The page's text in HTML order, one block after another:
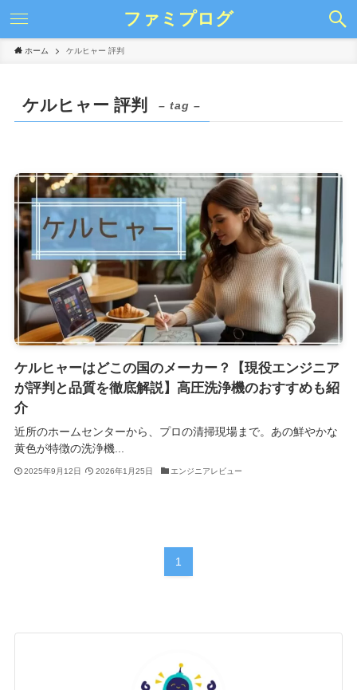
ファミプログ
ホーム ケルヒャー 評判
ケルヒャー 評判 – tag –
ケルヒャーはどこの国のメーカー？【現役エンジニア
が評判と品質を徹底解説】高圧洗浄機のおすすめも紹
介
近所のホームセンターから、プロの清掃現場まで。あの鮮やかな
黄色が特徴の洗浄機...
2025年9月12日 2026年1月25日 エンジニアレビュー
1